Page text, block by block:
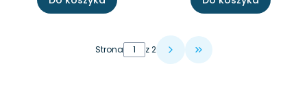
Strona z 2 Przejdź do ostatniej